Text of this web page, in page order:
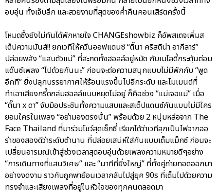
อบอุ่น ทั้งเจ็บลึก และสวยงามที่สุดของค่ำคืนคอนเสิร์ตครั้งนี้
โหมดซึ้งยังไม่ทันได้พักหายใจ CHANGEshowbiz ก็อัพสเตจเพิ่มส
เต็ปความมันส์!! ยกเวทีให้ควีนออฟแดนซ์ “ติ๊นา คริสติน่า อากีลาร์”
ปล่อยพลัง “แสบตัวแม่” ที่สะกดทั้งฮอลล์อยู่หมัด กับเมโลดี้กระตุ้นต่อม
แด๊นซ์เพลง “ไปด้วยกันนะ” ก่อนจะต่อความสนุกแบบไม่มีพักกับ “พูด
อีกที” ยิ่งปลุกบรรยากาศให้ร้อนแรงขึ้นไปอีกระดับ และโมเมนต์ที่
ทำเอาเสียงกรี๊ดถล่มฮอลล์แบบหยุดไม่อยู่ ก็คือช่วง “แม่เจอแม่” เมื่อ
“ติ๊นา x ดา” จับมือประชันทั้งความแสบและสเต็ปแดนซ์กันแบบไม่มีใคร
ยอมใครในเพลง “อย่ามองตรงนั้น” พร้อมด้วย 2 หนุ่มหล่อจาก The
Face Thailand ที่มาร่วมโชว์สุดเซ็กซี่ เรียกได้ว่าเวทีลุกเป็นไฟจากออ
ร่าของสองดีว่าระดับตำนาน ที่ปล่อยเสน่ห์ใส่กันแบบเต็มแม็กซ์ ก่อนจะ
เปลี่ยนอารมณ์เข้าสู่ช่วงเวลาสุดอบอุ่นด้วยเพลงความหมายดีๆอย่าง
“การเดินทางที่แสนวิเศษ” และ “นาทีที่ยิ่งใหญ่” ที่ทั้งคู่ถ่ายทอดออกมา
อย่างงดงาม ราวกับถูกพาย้อนเวลากลับไปสู่ยุค 90s ที่เต็มไปด้วยความ
ทรงจำและเสียงเพลงที่อยู่ในหัวใจของทุกคนตลอดมา